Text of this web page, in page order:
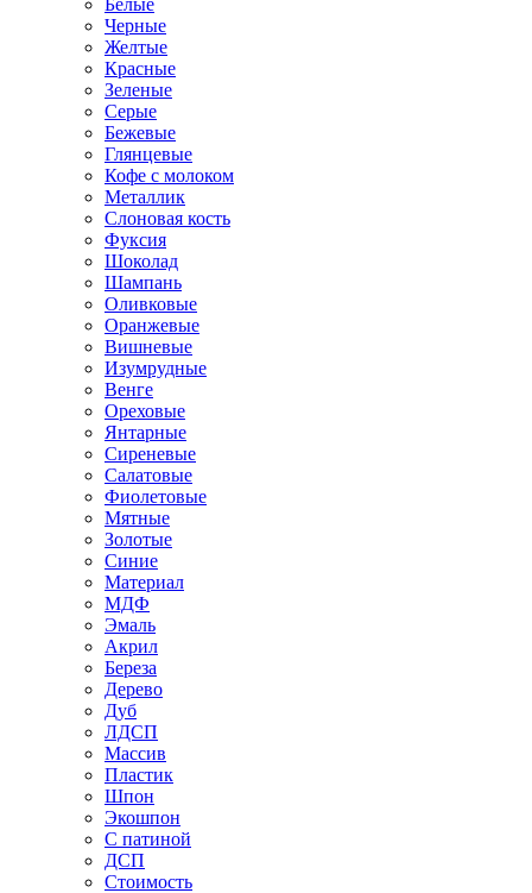
Белые
Черные
Желтые
Красные
Зеленые
Серые
Бежевые
Глянцевые
Кофе с молоком
Металлик
Слоновая кость
Фуксия
Шоколад
Шампань
Оливковые
Оранжевые
Вишневые
Изумрудные
Венге
Ореховые
Янтарные
Сиреневые
Салатовые
Фиолетовые
Мятные
Золотые
Синие
Материал
МДФ
Эмаль
Акрил
Береза
Дерево
Дуб
ЛДСП
Массив
Пластик
Шпон
Экошпон
С патиной
ДСП
Стоимость